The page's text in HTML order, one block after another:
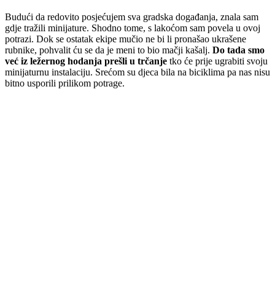
Budući da redovito posjećujem sva gradska događanja, znala sam
gdje tražili minijature. Shodno tome, s lakoćom sam povela u ovoj
potrazi. Dok se ostatak ekipe mučio ne bi li pronašao ukrašene
rubnike, pohvalit ću se da je meni to bio mačji kašalj. Do tada smo
već iz ležernog hodanja prešli u trčanje tko će prije ugrabiti svoju
minijaturnu instalaciju. Srećom su djeca bila na biciklima pa nas nisu
bitno usporili prilikom potrage.